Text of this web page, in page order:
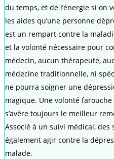
du temps, et de l’énergie si on
les aides qu’une personne
est un rempart contre la
et la volonté nécessaire pour
médecin, aucun thérapeute,
médecine traditionnelle, ni
ne pourra soigner une
magique. Une volonté
s’avère toujours le meilleur
Associé à un suivi médical,
également agir contre la
malade.